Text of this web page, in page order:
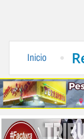
Inicio